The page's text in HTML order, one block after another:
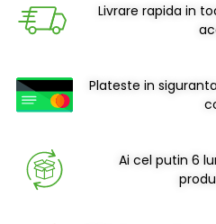
Elegantă care
Produse esențiale SanDonna
zi!
Bucatarie
Livrare rapida in
Plateste in
Ai cel putin 6